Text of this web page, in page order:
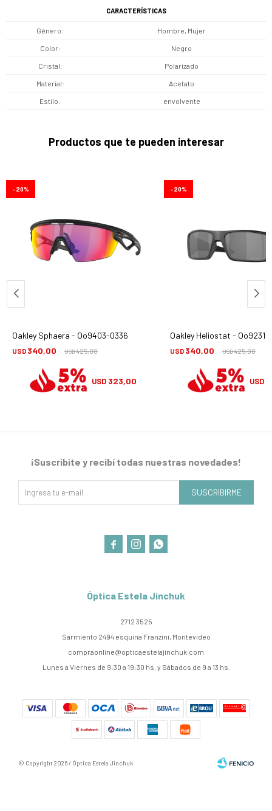
CARACTERÍSTICAS
Género Hombre, Mujer
Color Negro
Cristal Polarizado
Material Acetato
Estilo envolvente
Productos que te pueden interesar
Oakley Sphaera - Oo9403-0336
USD 340,00 USD425,00
20
USD 323,00
Oakley Heliostat - Oo9231-
USD 340,00 USD425,00
20
USD
Óptica Estela Jinchuk
2712 3525
Sarmiento 2494 esquina Franzini, Montevideo
compraonline@opticaestelajinchuk.com
Lunes a Viernes de 9:30 a 19:30 hs. y Sábados de 9 a 13 hs.
¡Suscribite y recibí todas nuestras novedades!
SUSCRIBIRME
  
© Copyright 2026 / Óptica Estela Jinchuk